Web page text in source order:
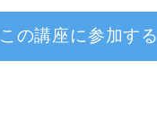
この講座に参加する